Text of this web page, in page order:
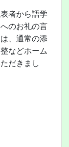
者から語学
のお礼の言
、通常の添
などホーム
だきまし